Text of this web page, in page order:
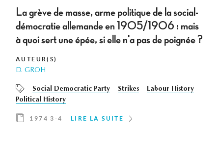
La grève de masse, arme politique de la social-
démocratie allemande en 1905/1906 : mais
à quoi sert une épée, si elle n'a pas de poignée ?
AUTEUR(S)
D. GROH
Social Democratic Party Strikes
Labour History
Political History
1974 3-4 LIRE LA SUITE